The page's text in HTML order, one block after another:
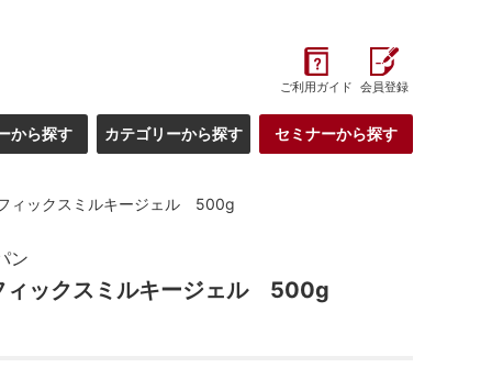
ご利用ガイド 会員登録
から探す カテゴリーから探す セミナーから探す
ィックスミルキージェル 500g
ン
ックスミルキージェル 500g